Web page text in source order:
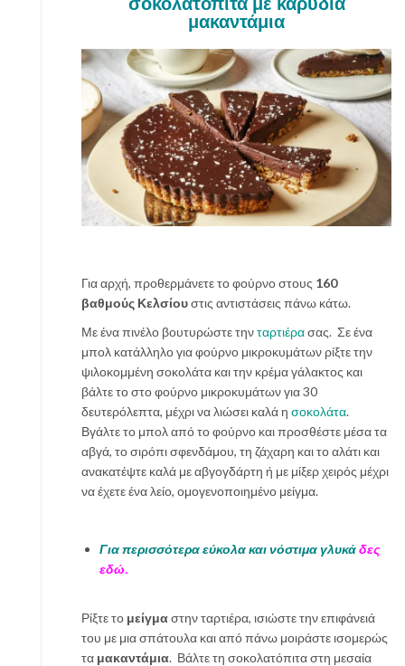
μακαντάμια
Για αρχή, προθερμάνετε το φούρνο στους 160
βαθμούς Κελσίουστις αντιστάσεις πάνω κάτω.
Με ένα πινέλο βουτυρώστε τηνταρτιέρασας. Σε ένα
μπολ κατάλληλο για φούρνο μικροκυμάτων ρίξτε την
ψιλοκομμένη σοκολάτα και την κρέμα γάλακτος και
βάλτε το στο φούρνο μικροκυμάτων για 30
δευτερόλεπτα, μέχρι να λιώσει καλά η σοκολάτα.
Βγάλτε το μπολ από το φούρνο και προσθέστε μέσα τα
αβγά, το σιρόπι σφενδάμου, τη ζάχαρη και το αλάτι και
ανακατέψτε καλά με αβγογδάρτη ή με μίξερ χειρός μέχρι
να έχετε ένα λείο, ομογενοποιημένο μείγμα.
Για περισσότερα εύκολα και νόστιμα γλυκάδες
εδώ.
Ρίξτε το μείγμαστην ταρτιέρα, ισιώστε την επιφάνειά
του με μια σπάτουλα και από πάνω μοιράστε ισομερώς
τα μακαντάμια. Βάλτε τη σοκολατόπιτα στη μεσαία